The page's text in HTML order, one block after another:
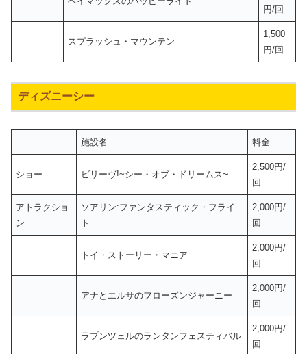
円/回
スプラッシュ・マウンテン
1,500
円/回
ディズニーシー
施設名 料金
ショー ビリーヴ!~シー・オブ・ドリームス~
2,500円/
回
アトラクショ
ン
ソアリン:ファンタスティック・フライ
ト
2,000円/
回
トイ・ストーリー・マニア
2,000円/
回
アナとエルサのフローズンジャーニー
2,000円/
回
ラプンツェルのランタンフェスティバル
2,000円/
回